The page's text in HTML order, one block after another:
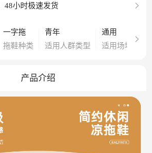
48小时极速发货
一字拖
拖鞋种类
青年
适用人群类型
通用
适用场地
产品介绍